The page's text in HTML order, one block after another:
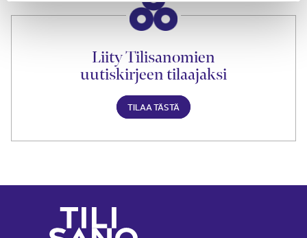
Liity Tilisanomien
uutiskirjeen tilaajaksi
TILAA TÄSTÄ